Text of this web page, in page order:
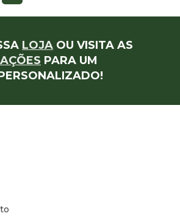
LOJA OU VISITA AS
PARA UM